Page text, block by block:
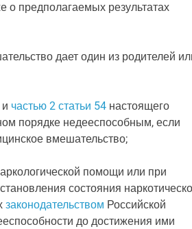
о предполагаемых результатах
дает один из родителей
частью 2 статьи 54настоящего
порядке недееспособным, если
вмешательство;
помощи или при
состояния
законодательством Российской
до достижения ими